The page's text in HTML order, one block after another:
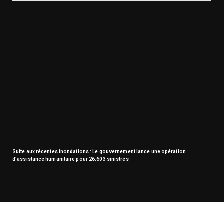
Suite aux récentes inondations : Le gouvernement lance une opération
d’assistance humanitaire pour 26.603 sinistrés